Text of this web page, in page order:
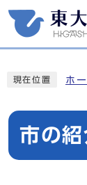
現在位置 ホ
市の